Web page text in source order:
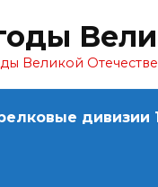
Великой
дивизии